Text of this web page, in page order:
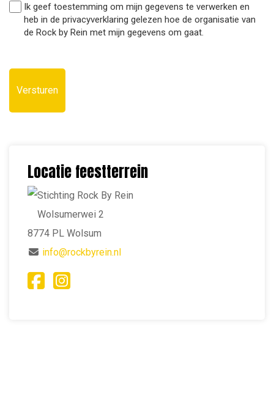
Ik geef toestemming om mijn gegevens te verwerken en
heb in de privacyverklaring gelezen hoe de organisatie van
de Rock by Rein met mijn gegevens om gaat.
Locatie feestterrein
Stichting Rock By Rein
Wolsumerwei 2
8774 PL Wolsum
info@rockbyrein.nl